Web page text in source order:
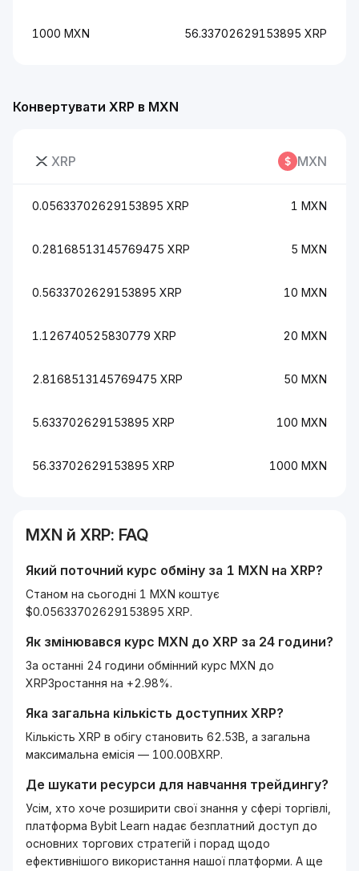
Конвертувати XRP в MXN
XRP MXN
0.05633702629153895 XRP 1 MXN
0.28168513145769475 XRP 5 MXN
0.5633702629153895 XRP 10 MXN
1.126740525830779 XRP 20 MXN
2.8168513145769475 XRP 50 MXN
5.633702629153895 XRP 100 MXN
56.33702629153895 XRP 1000 MXN
1000 MXN 56.33702629153895 XRP
MXN й XRP: FAQ
Який поточний курс обміну за 1 MXN на XRP?
Станом на сьогодні 1 MXN коштує
$0.05633702629153895 XRP.
Як змінювався курс MXN до XRP за 24 години?
За останні 24 години обмінний курс MXN до
XRPЗростання на +2.98%.
Яка загальна кількість доступних XRP?
Кількість XRP в обігу становить 62.53B, а загальна
максимальна емісія — 100.00BXRP.
Де шукати ресурси для навчання трейдингу?
Усім, хто хоче розширити свої знання у сфері торгівлі,
платформа Bybit Learn надає безплатний доступ до
основних торгових стратегій і порад щодо
ефективнішого використання нашої платформи. А ще